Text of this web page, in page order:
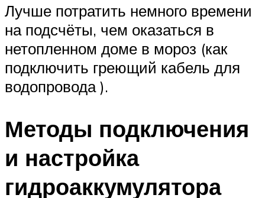
Лучше потратить немного времени
на подсчёты, чем оказаться в
нетопленном доме в мороз (как
подключить греющий кабель для
водопровода ).
Методы подключения
и настройка
гидроаккумулятора